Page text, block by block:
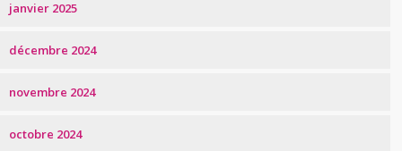
janvier 2025
décembre 2024
novembre 2024
octobre 2024